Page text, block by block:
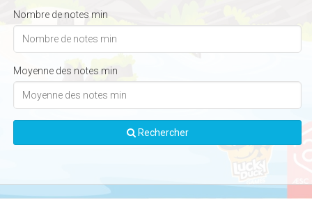
Nombre de notes min
Moyenne des notes min
Rechercher